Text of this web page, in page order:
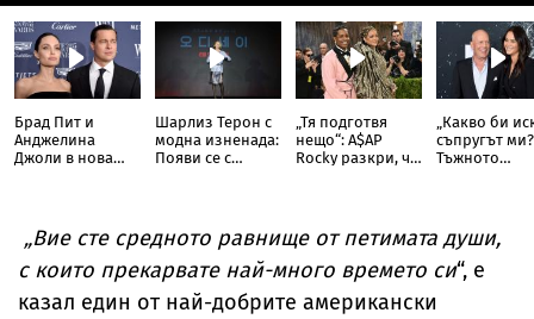
Брад Пит и
Анджелина
Джоли в нова
Шарлиз Терон с
модна изненада:
Появи се с
„Тя подготвя
нещо“: A$AP
Rocky разкри, че
„Какво би
съпругът
Тъжното
„Вие сте средното равнище от петимата души,
с които прекарвате най-много времето си“, е
казал един от най-добрите американски